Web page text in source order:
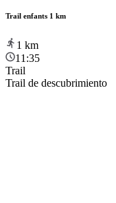
Trail enfants 1 km
1 km
11:35
Trail
Trail de descubrimiento